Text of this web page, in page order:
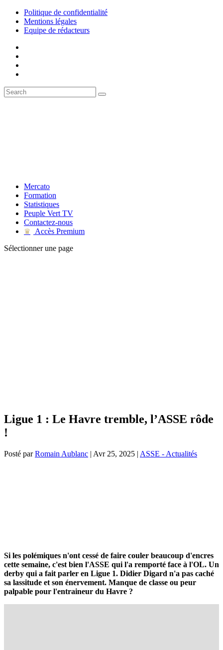
Politique de confidentialité
Mentions légales
Equipe de rédacteurs
Mercato
Formation
Statistiques
Peuple Vert TV
Contactez-nous
♛
Accès Premium
Sélectionner une page
Ligue 1 : Le Havre tremble, l’ASSE rôde
!
Posté parRomain Aublanc | Avr 25, 2025 | ASSE - Actualités
Si les polémiques n'ont cessé de faire couler beaucoup d'encres
cette semaine, c'est bien l'ASSE qui l'a remporté face à l'OL. Un
derby qui a fait parler en Ligue 1. Didier Digard n'a pas caché
sa lassitude et son énervement. Manque de classe ou peur
palpable pour l'entraineur du Havre ?